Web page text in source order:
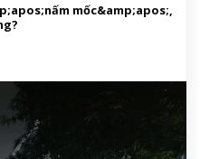
mốc&amp;apos;,